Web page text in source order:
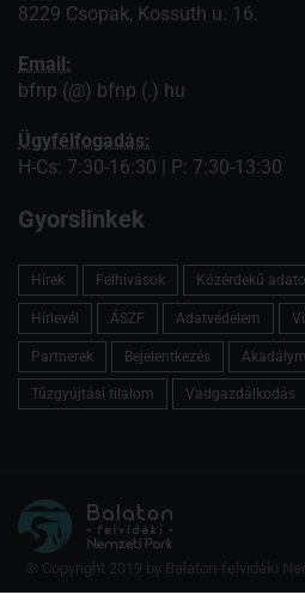
8229 Csopak, Kossuth u. 16.
Email:
bfnp (@) bfnp (.) hu
Ügyfélfogadás:
H-Cs: 7:30-16:30 | P: 7:30-13:30
Gyorslinkek
Hírek Felhívások Közérdekű
Hírlevél ÁSZF Adatvédelem
Partnerek Bejelentkezés
Tűzgyújtási tilalom Vadgazdálkodás
© Copyright 2019 by Balaton-felvidéki